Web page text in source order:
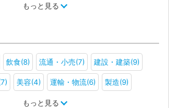
もっと見る
飲食(8) 流通・小売(7) 建設・建築(9)
美容(4) 運輸・物流(6) 製造(9)
旅行・ホテル(2)
もっと見る